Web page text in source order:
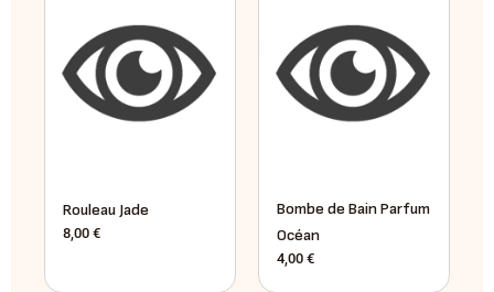
Rouleau Jade
8,00 €
Bombe de Bain Parfum
Océan
4,00 €